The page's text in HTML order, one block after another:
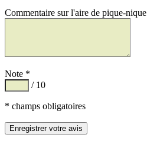
Commentaire sur l'aire de pique-nique
Note *
/ 10
* champs obligatoires